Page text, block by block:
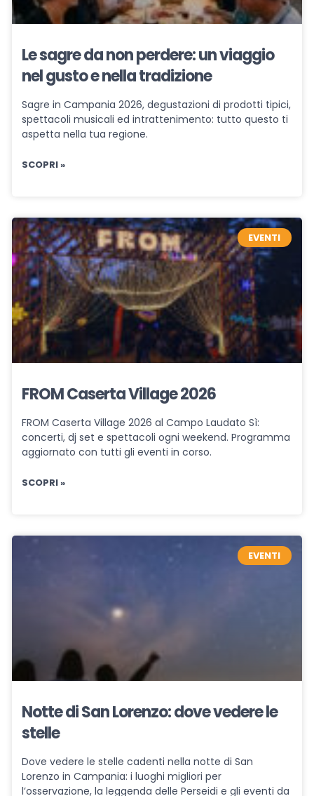
Le sagre da non perdere: un viaggio
nel gusto e nella tradizione
Sagre in Campania 2026, degustazioni di prodotti tipici,
spettacoli musicali ed intrattenimento: tutto questo ti
aspetta nella tua regione.
SCOPRI »
EVENTI
FROM Caserta Village 2026
FROM Caserta Village 2026 al Campo Laudato Sì:
concerti, dj set e spettacoli ogni weekend. Programma
aggiornato con tutti gli eventi in corso.
SCOPRI »
EVENTI
Notte di San Lorenzo: dove vedere le
stelle
Dove vedere le stelle cadenti nella notte di San
Lorenzo in Campania: i luoghi migliori per
l’osservazione, la leggenda delle Perseidi e gli eventi da